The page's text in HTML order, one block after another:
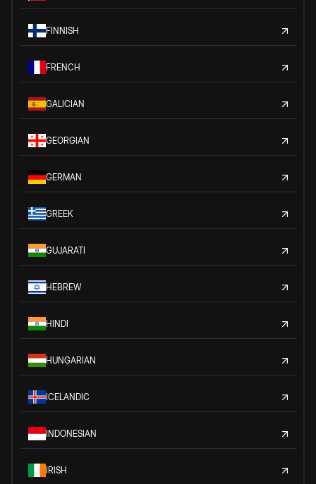
FINNISH
FRENCH
GALICIAN
GEORGIAN
GERMAN
GREEK
GUJARATI
HEBREW
HINDI
HUNGARIAN
ICELANDIC
INDONESIAN
IRISH